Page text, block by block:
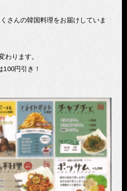
さんの韓国料理をお届けしていま
わります。
円引き！